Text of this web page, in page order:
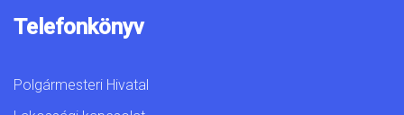
Telefonkönyv
Polgármesteri Hivatal